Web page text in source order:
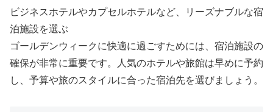
ビジネスホテルやカプセルホテルなど、リーズナブルな宿
泊施設を選ぶ
ゴールデンウィークに快適に過ごすためには、宿泊施設の
確保が非常に重要です。人気のホテルや旅館は早めに予約
し、予算や旅のスタイルに合った宿泊先を選びましょう。